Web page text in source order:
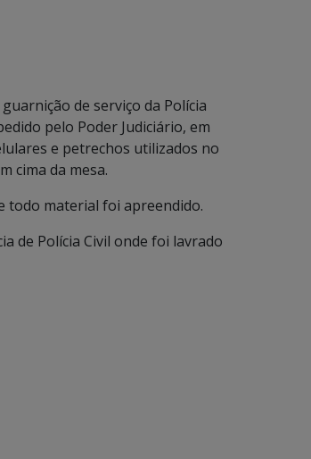
de serviço da Polícia
pelo Poder Judiciário, em
e petrechos utilizados no
cima da mesa.
todo material foi apreendido.
de Polícia Civil onde foi lavrado